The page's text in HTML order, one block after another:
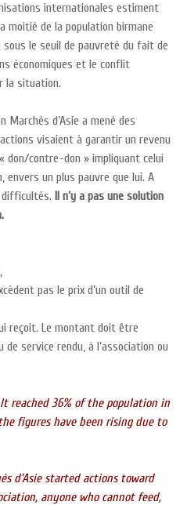
internationales estiment
moitié de la population birmane
sous le seuil de pauvreté du fait de
économiques et le conflit
la situation.
Marchés d’Asie a mené des
visaient à garantir un revenu
don/contre-don » impliquant celui
envers un plus pauvre que lui. A
difficultés. Il n’y a pas une solution
pas le prix d’un outil de
reçoit. Le montant doit être
service rendu, à l’association ou
reached 36% of the population in
figures have been rising due to
d’Asie started actions toward
anyone who cannot feed,